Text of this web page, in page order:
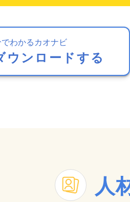
わかるカオナビ
ウンロードする
人